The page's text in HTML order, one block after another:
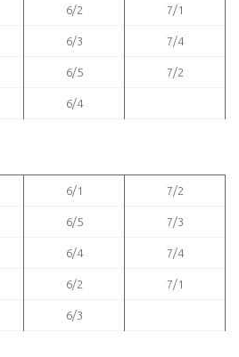
6/2 7/1
6/3 7/4
6/5 7/2
6/4
6/1 7/2
6/5 7/3
6/4 7/4
6/2 7/1
6/3